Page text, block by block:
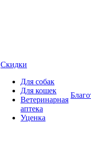
Скидки
Для собак
Для кошек
Ветеринарная
аптека
Уценка